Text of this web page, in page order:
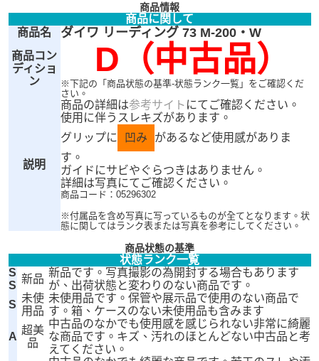
商品情報
商品に関して
商品名
ダイワ リーディング 73 M-200・W
商品コン
ディショ
ン
D（中古品）
※下記の「商品状態の基準-状態ランク一覧」をご確認くだ
さい。
説明
商品の詳細は参考サイト にてご確認ください。
使用に伴うスレキズがあります。
グリップに
凹み
があるなど使用感がありま
す。
ガイドにサビやぐらつきはありません。
詳細は写真にてご確認ください。
商品コード：05296302
※付属品を含め写真に写っているものが全てとなります。状
態に関してはランク表または写真を参考にしてください。
商品状態の基準
状態ランク一覧
S
S
新品
新品です。写真撮影の為開封する場合もあります
が、出荷状態と変わりのない商品です。
S
未使
用品
未使用品です。保管や展示品で使用のない商品で
す。箱、ケースのない未使用品も含みます
A
超美
品
中古品のなかでも使用感を感じられない非常に綺麗
な商品です。キズ、汚れのほとんどない中古品と考
えてください。